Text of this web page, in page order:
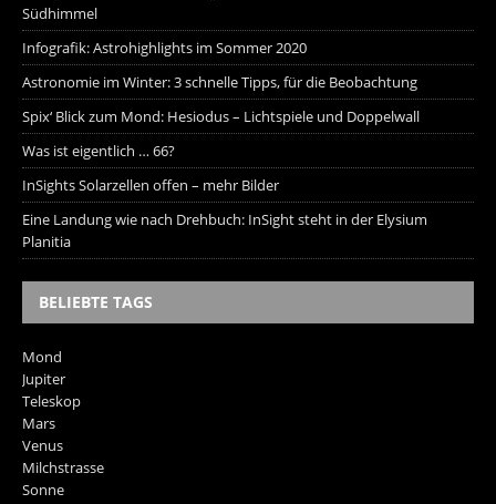
Südhimmel
Infografik: Astrohighlights im Sommer 2020
Astronomie im Winter: 3 schnelle Tipps, für die Beobachtung
Spix‘ Blick zum Mond: Hesiodus – Lichtspiele und Doppelwall
Was ist eigentlich … 66?
InSights Solarzellen offen – mehr Bilder
Eine Landung wie nach Drehbuch: InSight steht in der Elysium
Planitia
BELIEBTE TAGS
Mond
Jupiter
Teleskop
Mars
Venus
Milchstrasse
Sonne